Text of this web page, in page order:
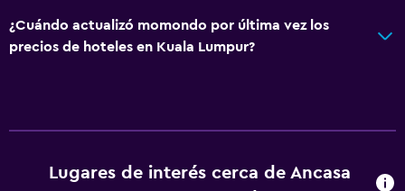
¿Cuándo actualizó momondo por última vez los
precios de hoteles en Kuala Lumpur?
Lugares de interés cerca de Ancasa